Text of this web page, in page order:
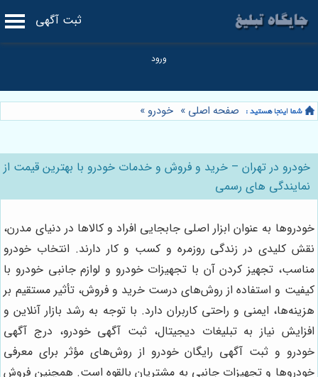
ثبت آگهی
صفحه اصلی » خودرو »
خودرو در تهران – خرید و فروش و خدمات خودرو با بهترین قیمت از
نمایندگی های رسمی
خودروها به عنوان ابزار اصلی جابجایی افراد و کالاها در دنیای مدرن،
نقش کلیدی در زندگی روزمره و کسب و کار دارند. انتخاب خودرو
مناسب، تجهیز کردن آن با تجهیزات خودرو و لوازم جانبی خودرو با
کیفیت و استفاده از روش‌های درست خرید و فروش، تأثیر مستقیم بر
هزینه‌ها، ایمنی و راحتی کاربران دارد. با توجه به رشد بازار آنلاین و
افزایش نیاز به تبلیغات دیجیتال، ثبت آگهی خودرو، درج آگهی
خودرو و ثبت آگهی رایگان خودرو از روش‌های مؤثر برای معرفی
خودروها و تجهیزات جانبی به مشتریان بالقوه است. همچنین فروش